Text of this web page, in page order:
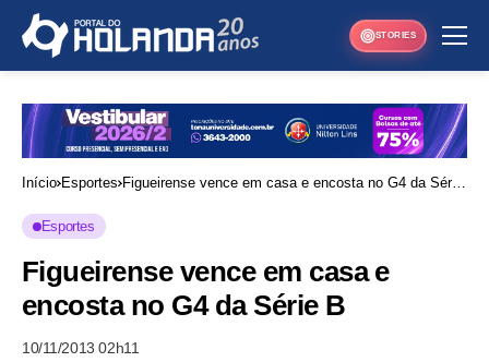
STORIES
Início Esportes Figueirense vence em casa e encosta no G4 da Série
Esportes
Figueirense vence em casa e
encosta no G4 da Série B
10/11/2013 02h11